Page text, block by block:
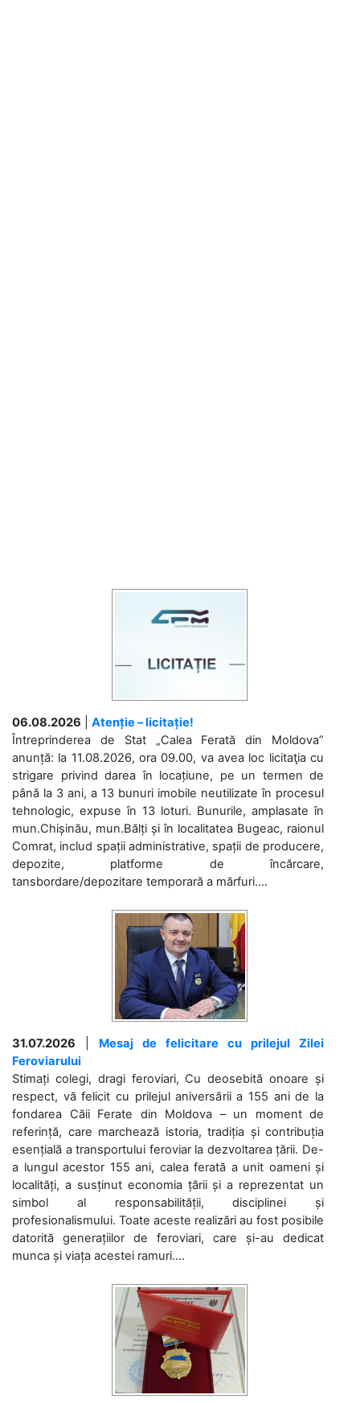
06.08.2026
Atenție – licitație!
Întreprinderea de Stat „Calea Ferată din Moldova”
anunță: la 11.08.2026, ora 09.00, va avea loc licitaţia cu
strigare privind darea în locațiune, pe un termen de
până la 3 ani, a 13 bunuri imobile neutilizate în procesul
tehnologic, expuse în 13 loturi. Bunurile, amplasate în
mun.Chișinău, mun.Bălți și în localitatea Bugeac, raionul
Comrat, includ spații administrative, spații de producere,
depozite, platforme de încărcare,
tansbordare/depozitare temporară a mărfuri....
31.07.2026
Mesaj de felicitare cu prilejul Zilei
Feroviarului
Stimați colegi, dragi feroviari, Cu deosebită onoare și
respect, vă felicit cu prilejul aniversării a 155 ani de la
fondarea Căii Ferate din Moldova – un moment de
referință, care marchează istoria, tradiția și contribuția
esențială a transportului feroviar la dezvoltarea țării. De-
a lungul acestor 155 ani, calea ferată a unit oameni și
localități, a susținut economia țării și a reprezentat un
simbol al responsabilității, disciplinei și
profesionalismului. Toate aceste realizări au fost posibile
datorită generațiilor de feroviari, care și-au dedicat
munca și viața acestei ramuri....